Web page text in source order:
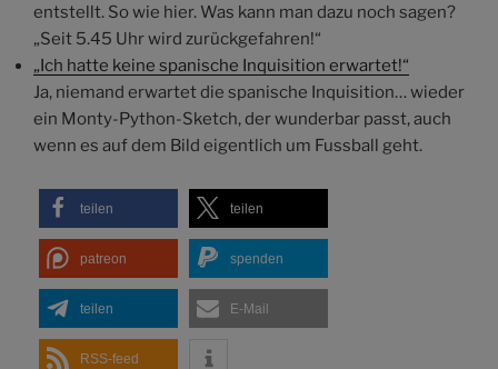
entstellt. So wie hier. Was kann man dazu noch sagen?
„Seit 5.45 Uhr wird zurückgefahren!“
„Ich hatte keine spanische Inquisition erwartet!“
Ja, niemand erwartet die spanische Inquisition… wieder
ein Monty-Python-Sketch, der wunderbar passt, auch
wenn es auf dem Bild eigentlich um Fussball geht.
teilen teilen
patreon spenden
teilen E-Mail
RSS-feed